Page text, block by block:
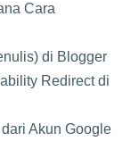
Cara
di Blogger
Redirect di
Akun Google